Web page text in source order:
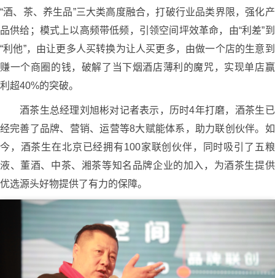
“酒、茶、养生品”三大类高度融合，打破行业品类界限，强化产
品供给；模式上以高频带低频，引领空间坪效革命，由“利差”到
“利他”，由让更多人买转换为让人买更多，由做一个店的生意到
赚一个商圈的钱，破解了当下烟酒店薄利的魔咒，实现单店赢
利超40%的突破。
酒茶生总经理刘旭彬对记者表示，历时4年打磨，酒茶生已
经完善了品牌、营销、运营等8大赋能体系，助力联创伙伴。如
今，酒茶生在北京已经拥有100家联创伙伴，同时吸引了五粮
液、董酒、中茶、湘茶等知名品牌企业的加入，为酒茶生提供
优选源头好物提供了有力的保障。